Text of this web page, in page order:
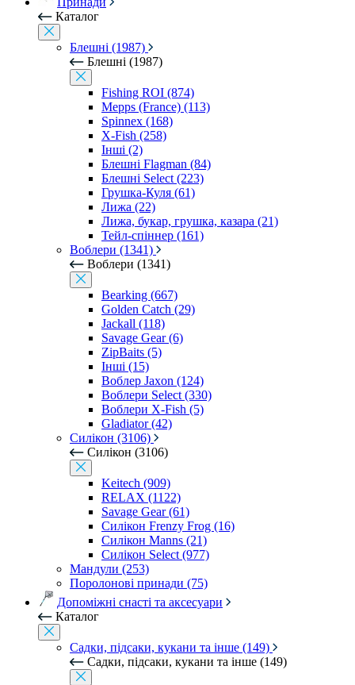
Каталог
Блешні (1987)
Блешні (1987)
Fishing ROI (874)
Mepps (France) (113)
Spinnex (168)
X-Fish (258)
Інші (2)
Блешні Flagman (84)
Блешні Select (223)
Грушка-Куля (61)
Лижа (22)
Лижа, букар, грушка, казара (21)
Тейл-спіннер (161)
Воблери (1341)
Воблери (1341)
Bearking (667)
Golden Catch (29)
Jackall (118)
Savage Gear (6)
ZipBaits (5)
Інші (15)
Воблер Jaxon (124)
Воблери Select (330)
Воблери X-Fish (5)
Gladiator (42)
Силікон (3106)
Силікон (3106)
Keitech (909)
RELAX (1122)
Savage Gear (61)
Силікон Frenzy Frog (16)
Силікон Manns (21)
Силікон Select (977)
Мандули (253)
Поролонові принади (75)
Допоміжні снасті та аксесуари
Каталог
Садки, підсаки, кукани та інше (149)
Садки, підсаки, кукани та інше (149)